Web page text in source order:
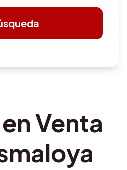
Venta